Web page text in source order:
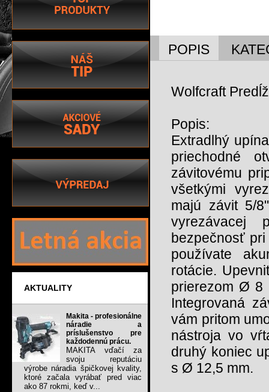
AKTUALITY
Makita - profesionálne
náradie a
príslušenstvo pre
každodennú prácu.
MAKITA vďačí za
svoju reputáciu
výrobe náradia špičkovej kvality,
ktoré začala vyrábať pred viac
ako 87 rokmi, keď v...
POPIS
Wolfcraft
Popis:
Extradlhý
priechodné
závitovému
všetkými
majú závit 5/
bezpečnosť
používate
rotácie.
prierezom Ø 8
Integrovaná
vám pritom
nástroja vo
druhý koniec
s Ø 12,5 mm.